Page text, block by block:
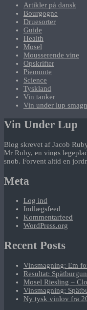
Artikler på dansk
Bourgogne
Druesorter
Guide
Health
Mosel
Mousserende vine
Opskrifter
Piemonte
Science
Tyskland
Vin tanker
Vin under lup
Vin Under Lup
Blog skrevet af Jacob
Mr Ruby, en vinøs
snob. Forvent altid en
Meta
Log ind
Indlægsfeed
Kommentarfeed
WordPress.org
Recent Posts
Vinsmagning: Em
Resultat:
Mosel Riesling –
Vinsmagning:
Ny tysk vinlov fra